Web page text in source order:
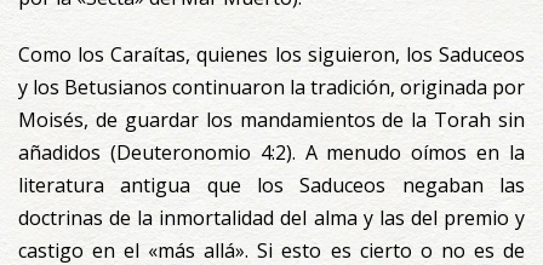
Como los Caraítas, quienes los siguieron, los Saduceos
y los Betusianos continuaron la tradición, originada por
Moisés, de guardar los mandamientos de la Torah sin
añadidos (Deuteronomio 4:2). A menudo oímos en la
literatura antigua que los Saduceos negaban las
doctrinas de la inmortalidad del alma y las del premio y
castigo en el «más allá». Si esto es cierto o no es de